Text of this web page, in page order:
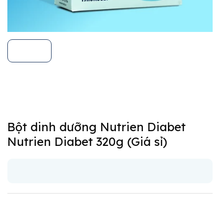
Bột dinh dưỡng Nutrien Diabet
Nutrien Diabet 320g (Giá sỉ)